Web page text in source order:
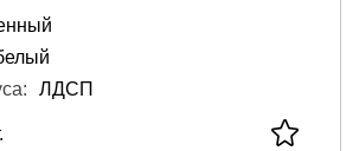
ЛДСП